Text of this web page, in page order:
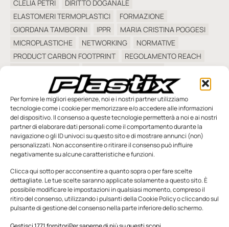
Per fornire le migliori esperienze, noi e i nostri partner utilizziamo
tecnologie come i cookie per memorizzare e/o accedere alle informazioni
del dispositivo. Il consenso a queste tecnologie permetterà a noi e ai nostri
partner di elaborare dati personali come il comportamento durante la
navigazione o gli ID univoci su questo sito e di mostrare annunci (non)
personalizzati. Non acconsentire o ritirare il consenso può influire
negativamente su alcune caratteristiche e funzioni.
Clicca qui sotto per acconsentire a quanto sopra o per fare scelte
dettagliate. Le tue scelte saranno applicate solamente a questo sito. È
possibile modificare le impostazioni in qualsiasi momento, compreso il
ritiro del consenso, utilizzando i pulsanti della Cookie Policy o cliccando sul
pulsante di gestione del consenso nella parte inferiore dello schermo.
CLELIA PETRI
DIRITTO DOGANALE
ELASTOMERI TERMOPLASTICI
FORMAZIONE
GIORDANA TAMBORINI
IPPR
MARIA CRISTINA POGGESI
MICROPLASTICHE
NETWORKING
NORMATIVE
PRODUCT CARBON FOOTPRINT
REGOLAMENTO REACH
ROBERTO MOLTENI
SCHEDE DI SICUREZZA
SEMINARI TMP
SIMONE DEL NEVO
SOSTENIBILITÀ AMBIENTALE
STUDIO DEL NEVO
TMP
WALTER BERTOZZI
SFOGLIA LA RIVISTA